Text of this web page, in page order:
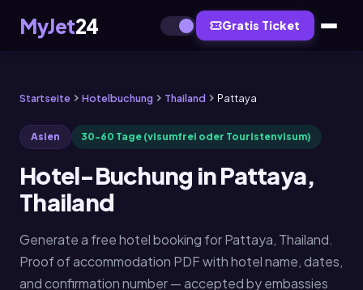
MyJet24 Gratis Ticket
Startseite Hotelbuchung Thailand Pattaya
Asien 30-60 Tage (visumfrei oder Touristenvisum)
Hotel-Buchung in Pattaya,
Thailand
Generate a free hotel booking for Pattaya, Thailand.
Proof of accommodation PDF with hotel name, dates,
and confirmation number — accepted by embassies